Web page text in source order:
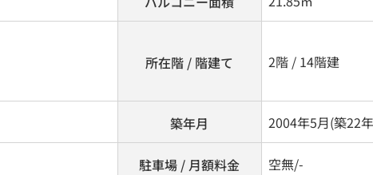
所在階 / 階建て 2階 / 14階建
築年月 2004年5月(築22
駐車場 / 月額料金 空無/-